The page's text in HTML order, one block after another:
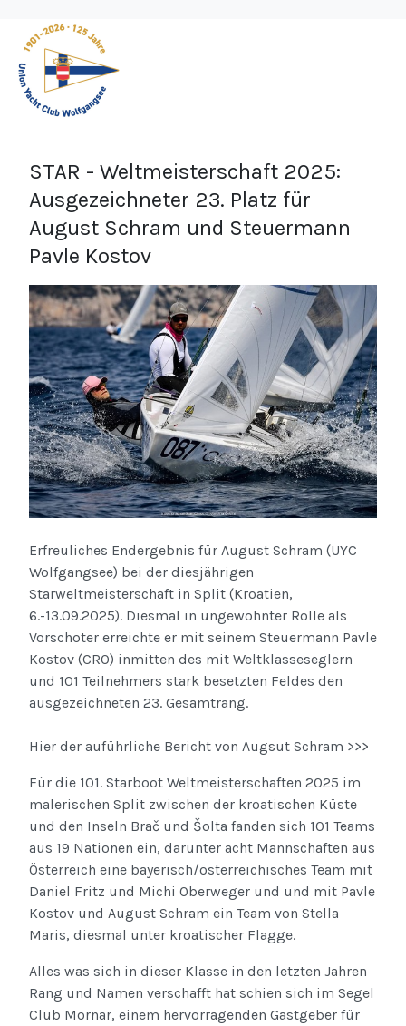
STAR - Weltmeisterschaft 2025:
Ausgezeichneter 23. Platz für
August Schram und Steuermann
Pavle Kostov
Erfreuliches Endergebnis für August Schram (UYC
Wolfgangsee) bei der diesjährigen
Starweltmeisterschaft in Split (Kroatien,
6.-13.09.2025). Diesmal in ungewohnter Rolle als
Vorschoter erreichte er mit seinem Steuermann Pavle
Kostov (CRO) inmitten des mit Weltklasseseglern
und 101 Teilnehmers stark besetzten Feldes den
ausgezeichneten 23. Gesamtrang.
Hier der auführliche Bericht von Augsut Schram >>>
Für die 101. Starboot Weltmeisterschaften 2025 im
malerischen Split zwischen der kroatischen Küste
und den Inseln Brač und Šolta fanden sich 101 Teams
aus 19 Nationen ein, darunter acht Mannschaften aus
Österreich eine bayerisch/österreichisches Team mit
Daniel Fritz und Michi Oberweger und und mit Pavle
Kostov und August Schram ein Team von Stella
Maris, diesmal unter kroatischer Flagge.
Alles was sich in dieser Klasse in den letzten Jahren
Rang und Namen verschafft hat schien sich im Segel
Club Mornar, einem hervorragenden Gastgeber für